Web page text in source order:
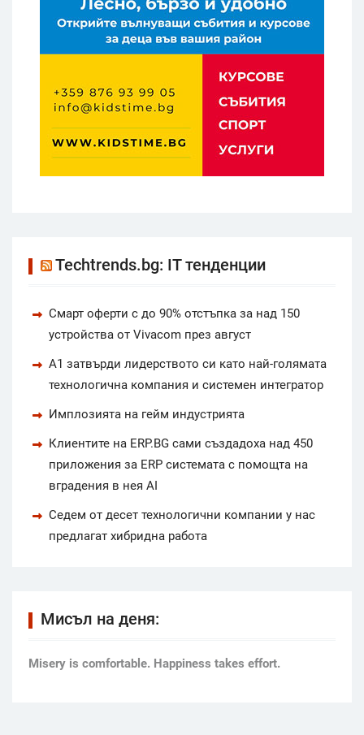
Techtrends.bg: IT тенденции
Смарт оферти с до 90% отстъпка за над 150
устройства от Vivacom през август
А1 затвърди лидерството си като най-голямата
технологична компания и системен интегратор
Имплозията на гейм индустрията
Клиентите на ERP.BG сами създадоха над 450
приложения за ERP системата с помощта на
вградения в нея AI
Седем от десет технологични компании у нас
предлагат хибридна работа
Мисъл на деня:
Мisery is comfortable. Happiness takes effort.